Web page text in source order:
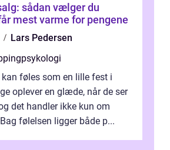
sådan vælger du
mest varme for pengene
Lars Pedersen
føles som en lille fest i
oplever en glæde, når de ser
det handler ikke kun om
følelsen ligger både p...